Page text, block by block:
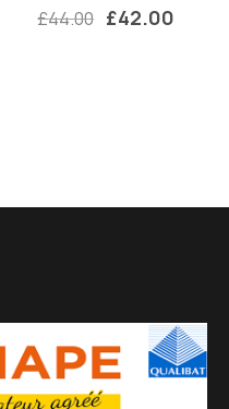
£44.00 £42.00